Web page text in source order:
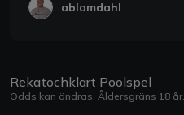
ablomdahl
Rekatochklart Poolspel
Odds kan ändras. Åldersgräns 18 år.